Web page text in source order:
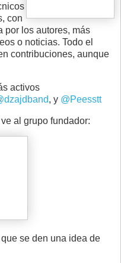
con
por los autores, más
o noticias. Todo el
contribuciones, aunque
activos
, y @Peesstt
al grupo fundador:
se den una idea de